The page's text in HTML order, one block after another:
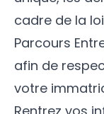
cadre de la loi
Parcours
afin de
votre